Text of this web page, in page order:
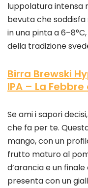
luppolatura intensa
bevuta che
in una pinta a
della tradizione
Birra Brewski
IPA – La
Se ami i sapori
che fa per te.
mango, con un
frutto maturo al
d’arancia e un
presenta con un